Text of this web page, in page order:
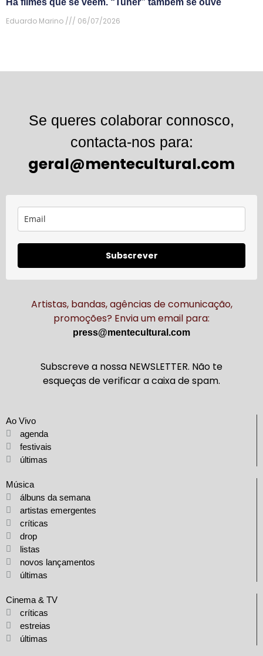
Eduardo Marino
06/07/2026
Se queres colaborar connosco,
contacta-nos para:
geral@mentecultural.com
Subscrever
Artistas, bandas, agências de comunicação,
promoções? Envia um email para:
press@mentecultural.com
Subscreve a nossa NEWSLETTER. Não te
esqueças de verificar a caixa de spam.
Ao Vivo
agenda
festivais
últimas
Música
álbuns da semana
artistas emergentes
críticas
drop
listas
novos lançamentos
últimas
Cinema & TV
críticas
estreias
últimas